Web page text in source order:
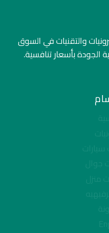
والتقنيات في السوق
الجودة بأسعار تنافسية.
سيارات
جوال
منزل